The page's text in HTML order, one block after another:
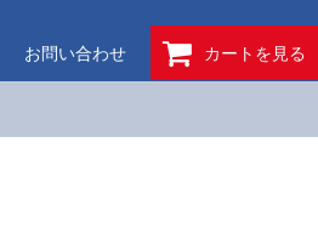
お問い合わせ カートを見る